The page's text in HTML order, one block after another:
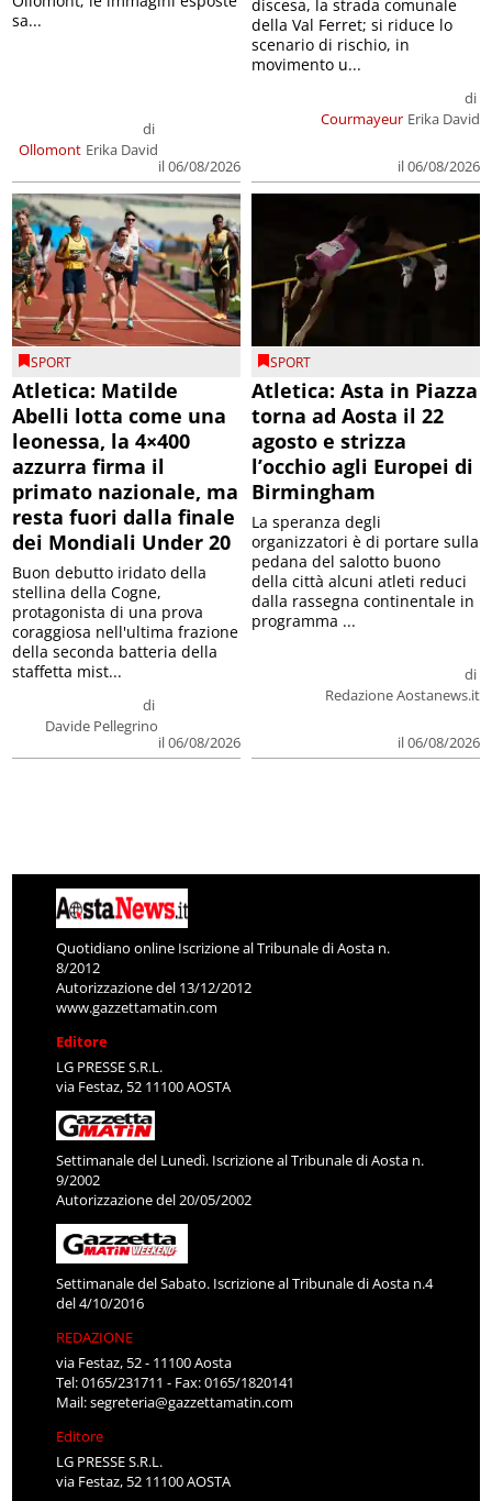
Ollomont
di
Erika David
il 06/08/2026
sa...
Courmayeur
di
Erika David
il 06/08/2026
discesa, la strada comunale
della Val Ferret; si riduce lo
scenario di rischio, in
movimento u...
SPORT
Atletica: Matilde
Abelli lotta come una
leonessa, la 4×400
azzurra firma il
primato nazionale, ma
resta fuori dalla finale
dei Mondiali Under 20
di
Davide Pellegrino
il 06/08/2026
Buon debutto iridato della
stellina della Cogne,
protagonista di una prova
coraggiosa nell'ultima frazione
della seconda batteria della
staffetta mist...
SPORT
Atletica: Asta in Piazza
torna ad Aosta il 22
agosto e strizza
l’occhio agli Europei di
Birmingham
di
Redazione Aostanews.it
il 06/08/2026
La speranza degli
organizzatori è di portare sulla
pedana del salotto buono
della città alcuni atleti reduci
dalla rassegna continentale in
programma ...
Quotidiano online Iscrizione al Tribunale di Aosta n.
8/2012
Autorizzazione del 13/12/2012
www.gazzettamatin.com
Editore
LG PRESSE S.R.L.
via Festaz, 52 11100 AOSTA
Settimanale del Lunedì. Iscrizione al Tribunale di Aosta n.
9/2002
Autorizzazione del 20/05/2002
Settimanale del Sabato. Iscrizione al Tribunale di Aosta n.4
del 4/10/2016
REDAZIONE
via Festaz, 52 - 11100 Aosta
Tel: 0165/231711 - Fax: 0165/1820141
Mail:segreteria@gazzettamatin.com
Editore
LG PRESSE S.R.L.
via Festaz, 52 11100 AOSTA